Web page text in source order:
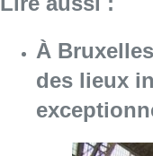
À
des lieux